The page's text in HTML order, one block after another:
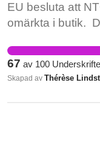
EU besluta att
omärkta i butik.
insyn och
verkligen
varför ska vi
ändringar i
67 av 100
Skapad av Thérèse